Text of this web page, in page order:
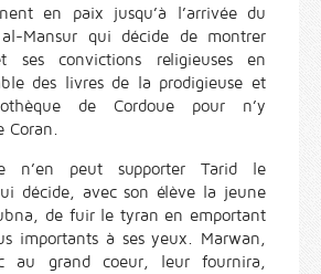
en paix jusqu’à l’arrivée du
Mansur qui décide de montrer
ses convictions religieuses en
des livres de la prodigieuse et
de Cordoue pour n’y
Coran.
n’en peut supporter Tarid le
décide, avec son élève la jeune
de fuir le tyran en emportant
importants à ses yeux. Marwan,
au grand coeur, leur fournira,